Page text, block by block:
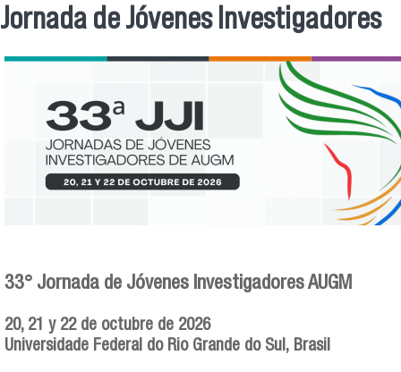
Jornada de Jóvenes Investigadores
jji2026_bannerx.png
33° Jornada de Jóvenes Investigadores AUGM
20, 21 y 22 de octubre de 2026
Universidade Federal do Rio Grande do Sul, Brasil